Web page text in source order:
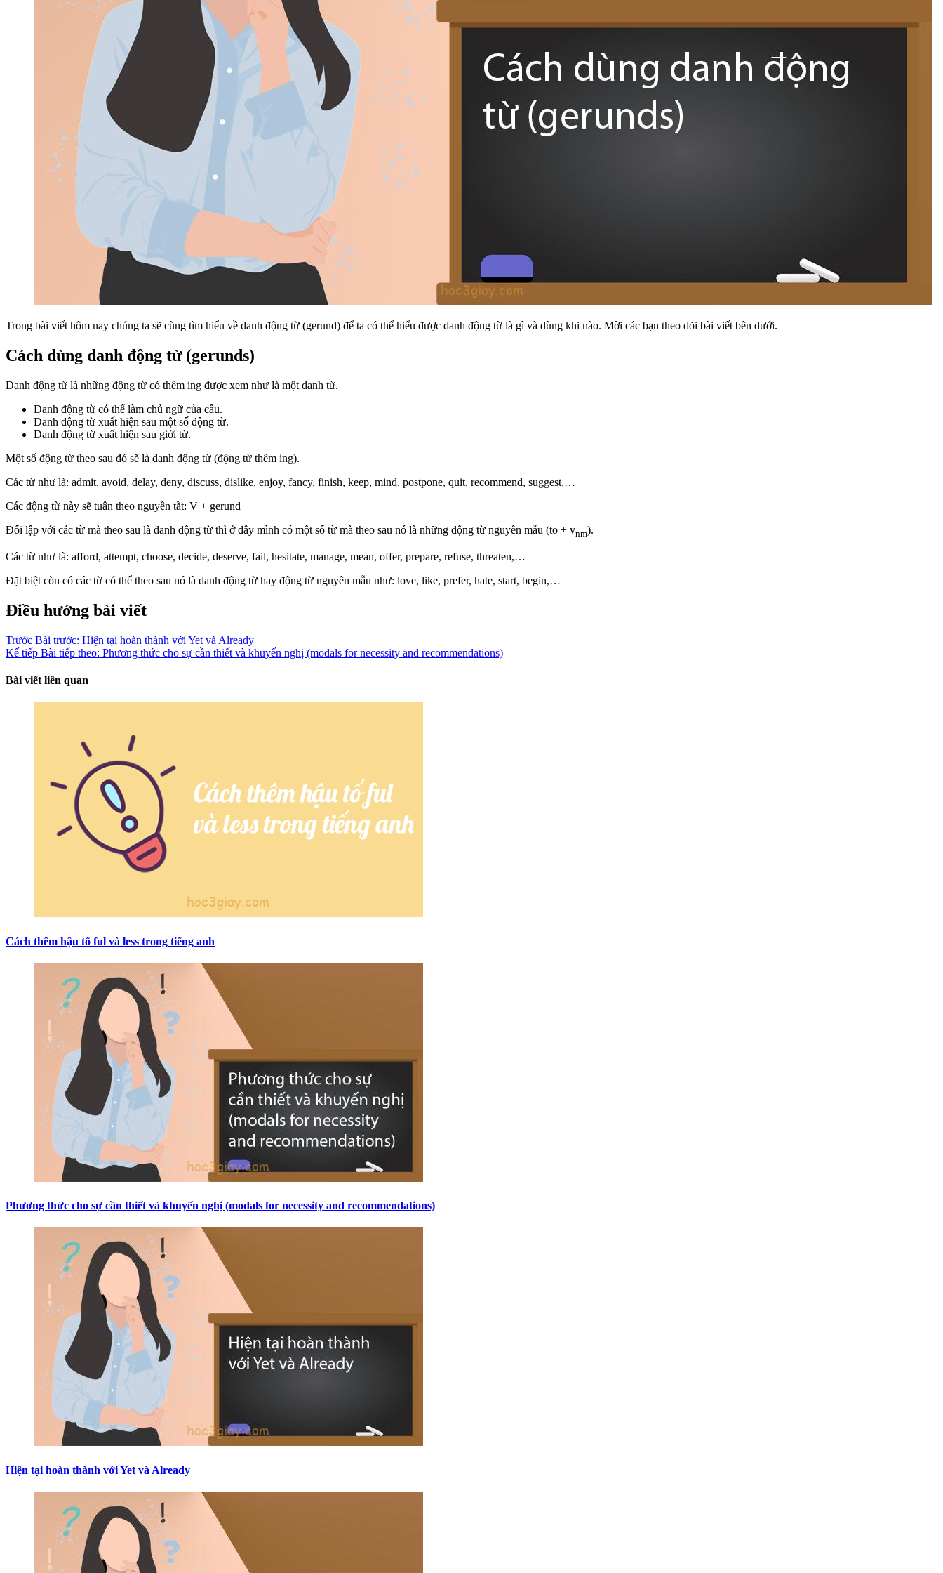
Trong bài viết hôm nay chúng ta sẽ cùng tìm hiểu về danh động từ (gerund) để ta có thể hiểu được danh động từ là gì và dùng khi nào. Mời các bạn theo dõi bài viết bên dưới.
Cách dùng danh động từ (gerunds)
Danh động từ là những động từ có thêm ing được xem như là một danh từ.
Danh động từ có thể làm chủ ngữ của câu.
Danh động từ xuất hiện sau một số động từ.
Danh động từ xuất hiện sau giới từ.
Một số động từ theo sau đó sẽ là danh động từ (động từ thêm ing).
Các từ như là: admit, avoid, delay, deny, discuss, dislike, enjoy, fancy, finish, keep, mind, postpone, quit, recommend, suggest,…
Các động từ này sẽ tuân theo nguyên tắt: V + gerund
Đối lập với các từ mà theo sau là danh động từ thì ở đây mình có một số từ mà theo sau nó là những động từ nguyên mẫu (to + vnm).
Các từ như là: afford, attempt, choose, decide, deserve, fail, hesitate, manage, mean, offer, prepare, refuse, threaten,…
Đặt biệt còn có các từ có thể theo sau nó là danh động từ hay động từ nguyên mẫu như: love, like, prefer, hate, start, begin,…
Điều hướng bài viết
Trước Bài trước: Hiện tại hoàn thành với Yet và Already
Kế tiếp Bài tiếp theo: Phương thức cho sự cần thiết và khuyến nghị (modals for necessity and recommendations)
Bài viết liên quan
Cách thêm hậu tố ful và less trong tiếng anh
Phương thức cho sự cần thiết và khuyến nghị (modals for necessity and recommendations)
Hiện tại hoàn thành với Yet và Already